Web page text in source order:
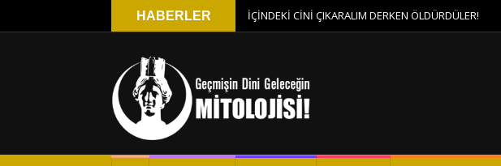
HABERLER İÇİNDEKİ CİNİ ÇIKARALIM DERKEN ÖLDÜRDÜLER!